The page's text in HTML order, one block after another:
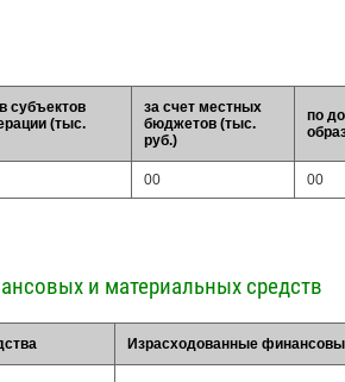
субъектов
(тыс.
за счет местных
бюджетов (тыс.
руб.)
по
00 00
и материальных средств
Израсходованные